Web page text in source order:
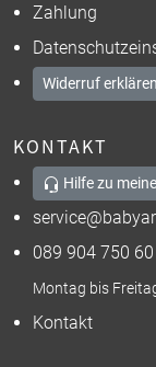
Zahlung
Widerruf erklären
KONTAKT
Hilfe zu
089 904 750 60
Montag bis
Kontakt